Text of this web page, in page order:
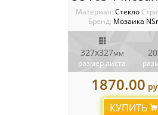
Материал: Стекло
Бренд: Мозаика
327x327мм
размер листа
1870.00
КУПИТЬ